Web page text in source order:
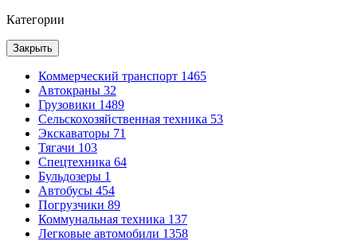
Категории
Закрыть
Коммерческий транспорт 1465
Автокраны 32
Грузовики 1489
Сельскохозяйственная техника 53
Экскаваторы 71
Тягачи 103
Спецтехника 64
Бульдозеры 1
Автобусы 454
Погрузчики 89
Коммунальная техника 137
Легковые автомобили 1358